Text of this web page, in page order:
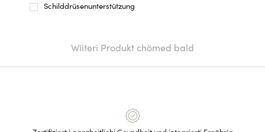
Schilddrüsenunterstützung
Wiiteri Produkt chömed bald